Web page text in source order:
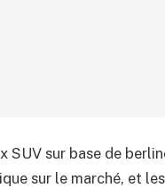
SUV sur base de
sur le marché, et